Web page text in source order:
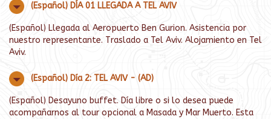
(Español) DÍA 01 LLEGADA A TEL AVIV
(Español) Llegada al Aeropuerto Ben Gurion. Asistencia por
nuestro representante. Traslado a Tel Aviv. Alojamiento en Tel
Aviv.
(Español) Día 2: TEL AVIV - (AD)
(Español) Desayuno buffet. Día libre o si lo desea puede
acompañarnos al tour opcional a Masada y Mar Muerto. Esta